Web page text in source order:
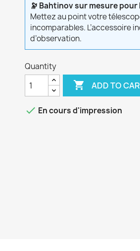
🔭 Bahtinov sur mesure
Mettez au point votre
incomparables. L’accessoire
d’observation.
Quantity
 ADD TO
 En cours d'impression